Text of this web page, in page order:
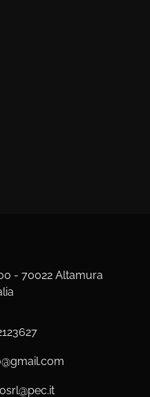
- 70022 Altamura